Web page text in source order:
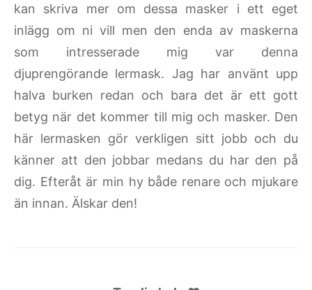
kan skriva mer om dessa masker i ett eget
inlägg om ni vill men den enda av maskerna
som intresserade mig var denna
djuprengörande lermask. Jag har använt upp
halva burken redan och bara det är ett gott
betyg när det kommer till mig och masker. Den
här lermasken gör verkligen sitt jobb och du
känner att den jobbar medans du har den på
dig. Efteråt är min hy både renare och mjukare
än innan. Älskar den!